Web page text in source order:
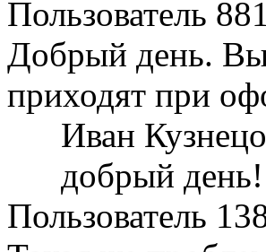
Пользователь
Добрый день.
приходят при
Иван
добрый
Пользователь